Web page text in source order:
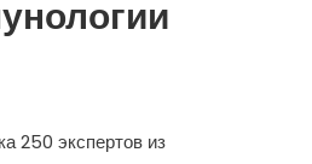
250 экспертов из